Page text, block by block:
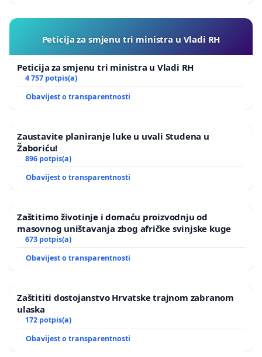
Peticija za smjenu tri ministra u Vladi RH
Peticija za smjenu tri ministra u Vladi RH
4 757 potpis(a)
Obavijest o transparentnosti
Zaustavite planiranje luke u uvali Studena u
Žaboriću!
896 potpis(a)
Obavijest o transparentnosti
Zaštitimo životinje i domaću proizvodnju od
masovnog uništavanja zbog afričke svinjske kuge
673 potpis(a)
Obavijest o transparentnosti
Zaštititi dostojanstvo Hrvatske trajnom zabranom
ulaska
172 potpis(a)
Obavijest o transparentnosti